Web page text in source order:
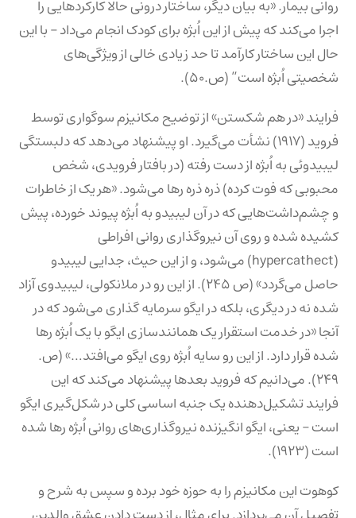
روانی بیمار. «به بیان دیگر، ساختار درونی حالا کارکردهایی را
اجرا می‌کند که پیش از این اُبژه برای کودک انجام می‌داد – با این
حال این ساختار کارآمد تا حد زیادی خالی از ویژگی‌های
شخصیتی اُبژه است” (ص.۵۰).
فرایند «در هم شکستن» از توضیح مکانیزم سوگواری توسط
فروید (۱۹۱۷) نشأت می‌گیرد. او پیشنهاد می‌دهد که دلبستگی
لیبیدوئی به اُبژه از دست رفته (در بافتار فرویدی، شخص
محبوبی که فوت کرده) ذره ذره رها می‌شود. «هر یک از خاطرات
و چشم‌داشت‌هایی که در آن لیبیدو به اُبژه پیوند خورده، پیش
کشیده شده و روی آن نیرو‌گذاری روانی افراطی
(hypercathect) می‌شود، و از این حیث، جدایی لیبیدو
حاصل می‌گردد» (ص ۲۴۵). از این رو در ملانکولی، لیبیدوی آزاد
شده نه در دیگری، بلکه در ایگو سرمایه گذاری می‌شود که در
آنجا «در خدمت استقرار یک همانندسازی ایگو با یک اُبژه رها
شده قرار دارد. از این رو سایه اُبژه روی ایگو می‌افتد…» (ص.
۲۴۹). می‌دانیم که فروید بعدها پیشنهاد می‌کند که این
فرایند تشکیل‌دهنده یک جنبه اساسی کلی در شکل‌گیری ایگو
است – یعنی، ایگو انگیزنده نیروگذاری‌های روانی اُبژه رها شده
است (۱۹۲۳).
کوهوت این مکانیزم را به حوزه خود برده و سپس به شرح و